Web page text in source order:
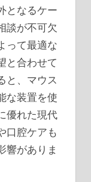
となるケー
談が不可欠
って最適な
と合わせて
と、マウス
な装置を使
優れた現代
口腔ケアも
響がありま